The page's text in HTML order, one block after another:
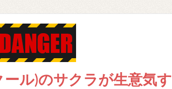
ル)のサクラが生意気す